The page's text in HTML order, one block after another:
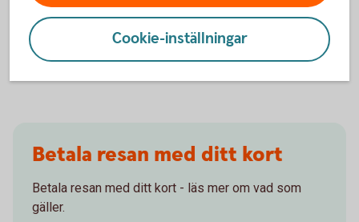
förmedlar.
Reseförsäkring
Betala resan med ditt kort
Betala resan med ditt kort - läs mer om vad som
gäller.
Cookie-inställningar